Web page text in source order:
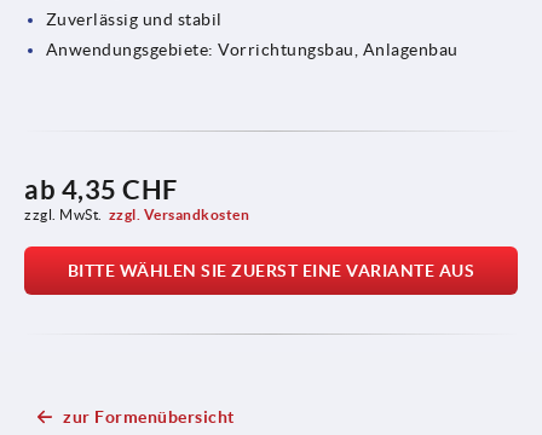
Zuverlässig und stabil
Anwendungsgebiete: Vorrichtungsbau, Anlagenbau
ab 4,35 CHF
zzgl. MwSt. zzgl. Versandkosten
BITTE WÄHLEN SIE ZUERST EINE VARIANTE AUS
zur Formenübersicht